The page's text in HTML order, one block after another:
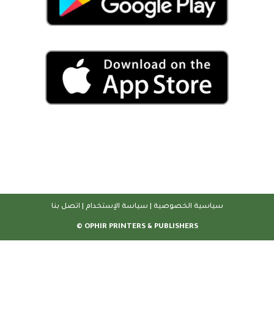
سياسية الخصوصية سياسة الإستخدام اتصل بنا
OPHIR PRINTERS & PUBLISHERS ©